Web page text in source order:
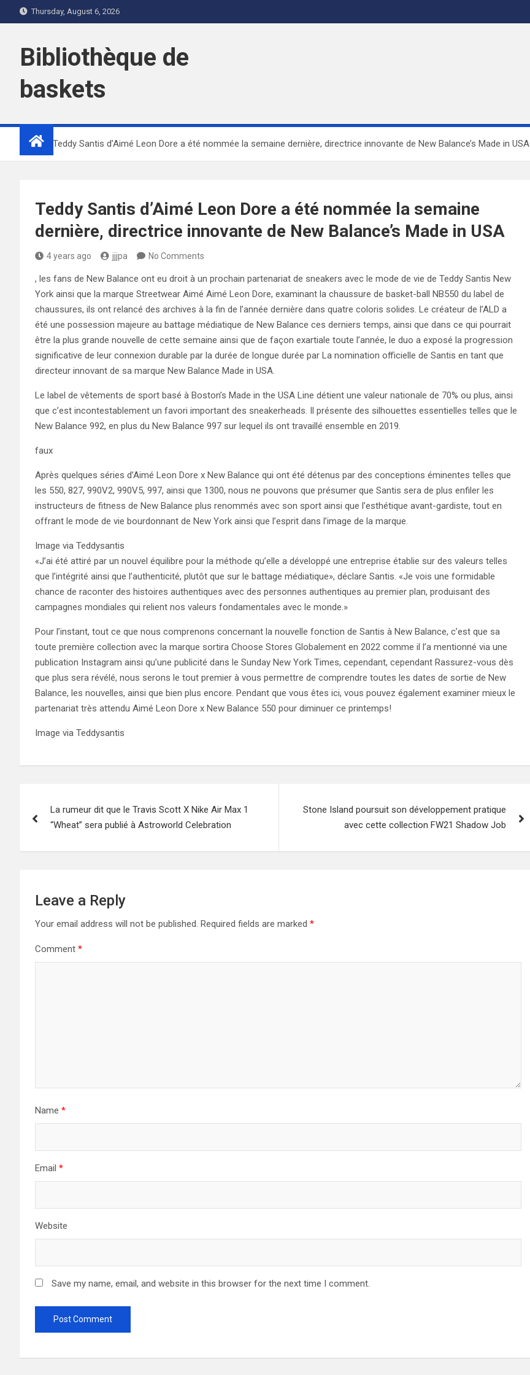
to
Thursday, August 6, 2026
Bibliothèque de
baskets
Home Teddy Santis d’Aimé Leon Dore a été nommée la semaine dernière, directrice innovante de New Balance’s Made in USA
Teddy Santis d’Aimé Leon Dore a été nommée la semaine
dernière, directrice innovante de New Balance’s Made in USA
4 years ago jjjpa No Comments
, les fans de New Balance ont eu droit à un prochain partenariat de sneakers avec le mode de vie de Teddy Santis New
York ainsi que la marque Streetwear Aimé Aimé Leon Dore, examinant la chaussure de basket-ball NB550 du label de
chaussures, ils ont relancé des archives à la fin de l’année dernière dans quatre coloris solides. Le créateur de l’ALD a
été une possession majeure au battage médiatique de New Balance ces derniers temps, ainsi que dans ce qui pourrait
être la plus grande nouvelle de cette semaine ainsi que de façon exartiale toute l’année, le duo a exposé la progression
significative de leur connexion durable par la durée de longue durée par La nomination officielle de Santis en tant que
directeur innovant de sa marque New Balance Made in USA.
Le label de vêtements de sport basé à Boston’s Made in the USA Line détient une valeur nationale de 70% ou plus, ainsi
que c’est incontestablement un favori important des sneakerheads. Il présente des silhouettes essentielles telles que le
New Balance 992, en plus du New Balance 997 sur lequel ils ont travaillé ensemble en 2019.
faux
Après quelques séries d’Aimé Leon Dore x New Balance qui ont été détenus par des conceptions éminentes telles que
les 550, 827, 990V2, 990V5, 997, ainsi que 1300, nous ne pouvons que présumer que Santis sera de plus enfiler les
instructeurs de fitness de New Balance plus renommés avec son sport ainsi que l’esthétique avant-gardiste, tout en
offrant le mode de vie bourdonnant de New York ainsi que l’esprit dans l’image de la marque.
Image via Teddysantis
«J’ai été attiré par un nouvel équilibre pour la méthode qu’elle a développé une entreprise établie sur des valeurs telles
que l’intégrité ainsi que l’authenticité, plutôt que sur le battage médiatique», déclare Santis. «Je vois une formidable
chance de raconter des histoires authentiques avec des personnes authentiques au premier plan, produisant des
campagnes mondiales qui relient nos valeurs fondamentales avec le monde.»
Pour l’instant, tout ce que nous comprenons concernant la nouvelle fonction de Santis à New Balance, c’est que sa
toute première collection avec la marque sortira Choose Stores Globalement en 2022 comme il l’a mentionné via une
publication Instagram ainsi qu’une publicité dans le Sunday New York Times, cependant, cependant Rassurez-vous dès
que plus sera révélé, nous serons le tout premier à vous permettre de comprendre toutes les dates de sortie de New
Balance, les nouvelles, ainsi que bien plus encore. Pendant que vous êtes ici, vous pouvez également examiner mieux le
partenariat très attendu Aimé Leon Dore x New Balance 550 pour diminuer ce printemps!
Image via Teddysantis
navigation
La rumeur dit que le Travis Scott X Nike Air Max 1
“Wheat” sera publié à Astroworld Celebration
Stone Island poursuit son développement pratique
avec cette collection FW21 Shadow Job
Leave a Reply
Your email address will not be published. Required fields are marked *
Comment *
Name *
Email *
Website
Save my name, email, and website in this browser for the next time I comment.